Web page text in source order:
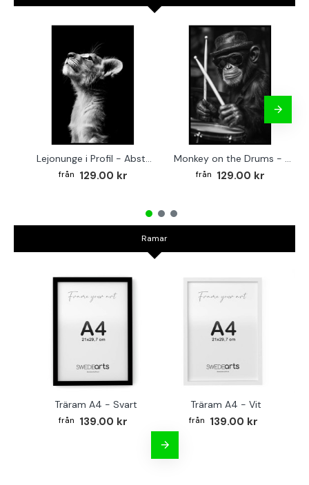
Lejonunge i Profil - Abstrakt poster i svartvitt
129.00 kr
Monkey on the Drums - Trendig poster
129.00 kr
Ramar
Träram A4 - Svart
139.00 kr
Träram A4 - Vit
139.00 kr